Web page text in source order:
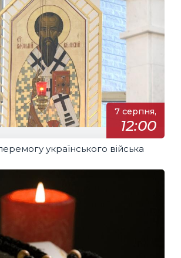
7 серпня,
12:00
українського війська